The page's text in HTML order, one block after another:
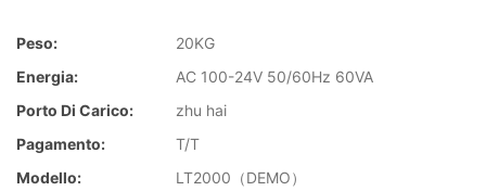
Peso:
20KG
Energia:
AC 100-24V 50/60Hz 60VA
Porto Di Carico:
zhu hai
Pagamento:
T/T
Modello:
LT2000（DEMO）